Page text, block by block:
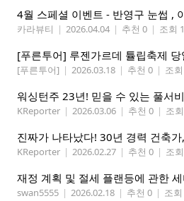
4월 스페셜 이벤트 - 반영구 눈썹 ,
카라뷰티 | 2026.04.04 | 추천 0 | 조회
[푸른투어] 루젠가르데 튤립축제
[푸른투어] | 2026.03.18 | 추천 0 | 조
워싱턴주 23년! 믿을 수 있는 풀서
KReporter | 2026.03.06 | 추천 0 | 조
KReporter | 2026.02.27 | 추천 0 | 조
재정 계획 및 절세 플랜등에 관한
swan5555 | 2026.02.18 | 추천 0 | 조